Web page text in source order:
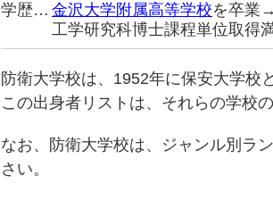
学歴… 金沢大学附属高等学校を卒業
工学研究科博士課程単位取得
防衛大学校は、1952年に保安大学校
この出身者リストは、それらの学校
なお、防衛大学校は、ジャンル別ラ
さい。